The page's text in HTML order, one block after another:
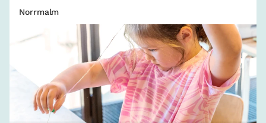
Norrmalm